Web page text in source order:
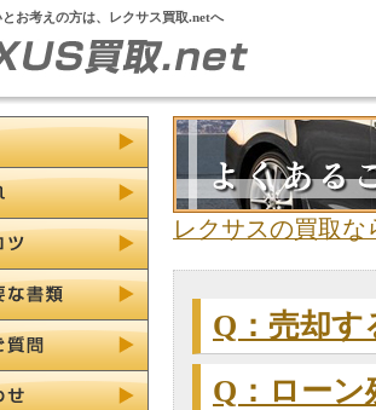
お考えの方は、レクサス買取.netへ
レクサスの買取な
Q：売却
Q：ローン